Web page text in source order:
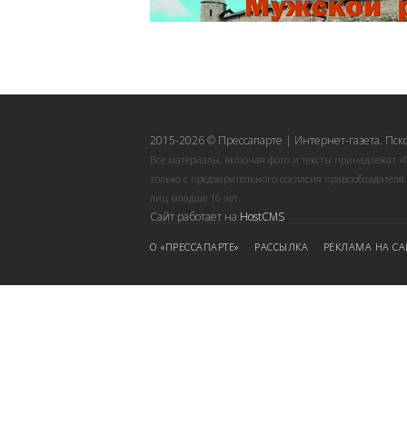
2015-2026 © Прессапарте | Интернет-газета.
Все материалы, включая фото и тексты принадлежат
только с предварительного согласия
лиц младше 16 лет.
Сайт работает на HostCMS
О «ПРЕССАПАРТЕ» РАССЫЛКА РЕКЛАМА НА